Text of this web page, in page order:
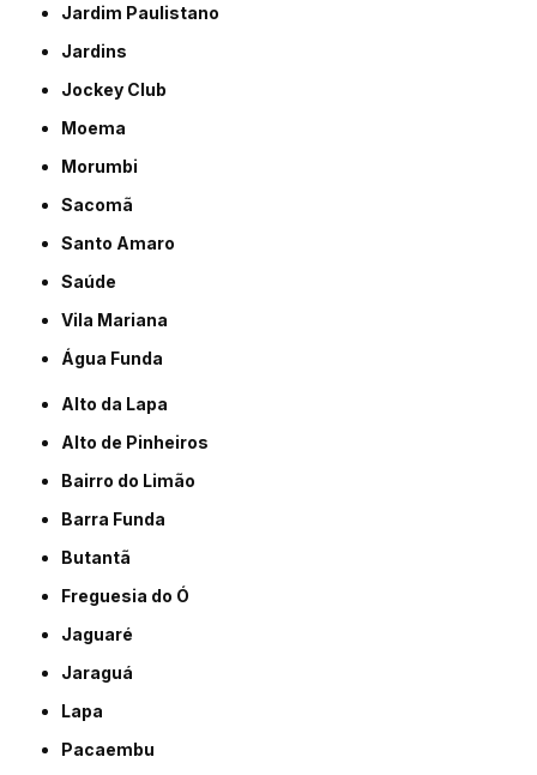
Jardim Paulistano
Jardins
Jockey Club
Moema
Morumbi
Sacomã
Santo Amaro
Saúde
Vila Mariana
Água Funda
Alto da Lapa
Alto de Pinheiros
Bairro do Limão
Barra Funda
Butantã
Freguesia do Ó
Jaguaré
Jaraguá
Lapa
Pacaembu